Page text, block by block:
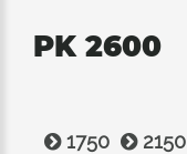
PK 2600
1750 2150